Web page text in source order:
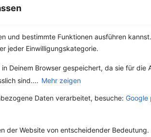
und bestimmte Funktionen ausführen
jeder Einwilligungskategorie.
Deinem Browser gespeichert, da sie für die
sind.... Mehr zeigen
Daten verarbeitet, besuche: Google
der Website von entscheidender Bedeutung.
und
eine
Lauch.
als...
Unterschiede
zwischen Sahne,
Creme Fraiche,
Schmand und
Welches Milchprodukt
Rezept, welches ist
beim Abnehmen
gesund...